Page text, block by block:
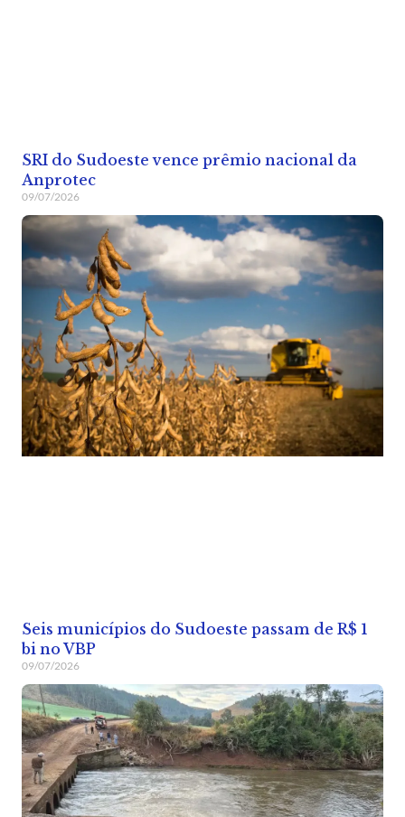
SRI do Sudoeste vence prêmio nacional da
Anprotec
09/07/2026
Seis municípios do Sudoeste passam de R$ 1
bi no VBP
09/07/2026